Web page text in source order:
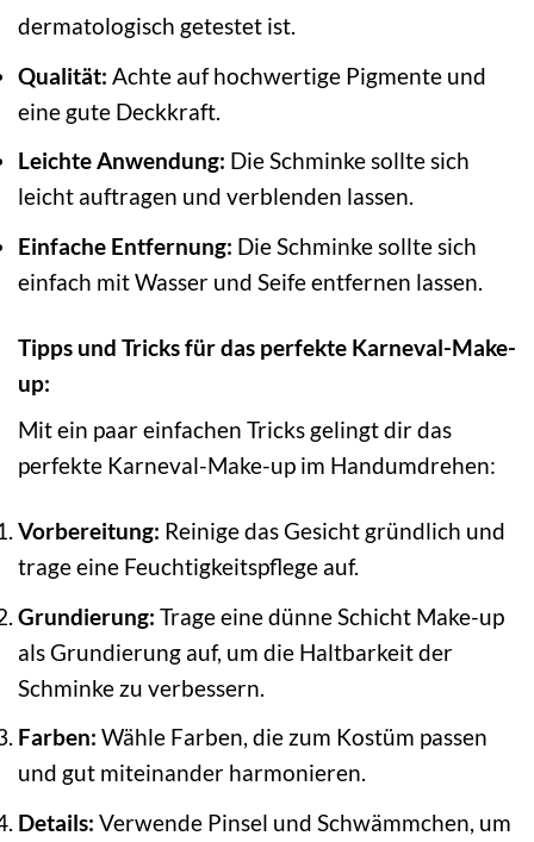
dermatologisch getestet ist.
Qualität: Achte auf hochwertige Pigmente und
eine gute Deckkraft.
Leichte Anwendung: Die Schminke sollte sich
leicht auftragen und verblenden lassen.
Einfache Entfernung: Die Schminke sollte sich
einfach mit Wasser und Seife entfernen lassen.
Tipps und Tricks für das perfekte Karneval-Make-
up:
Mit ein paar einfachen Tricks gelingt dir das
perfekte Karneval-Make-up im Handumdrehen:
Vorbereitung: Reinige das Gesicht gründlich und
trage eine Feuchtigkeitspflege auf.
Grundierung: Trage eine dünne Schicht Make-up
als Grundierung auf, um die Haltbarkeit der
Schminke zu verbessern.
Farben: Wähle Farben, die zum Kostüm passen
und gut miteinander harmonieren.
Details: Verwende Pinsel und Schwämmchen, um